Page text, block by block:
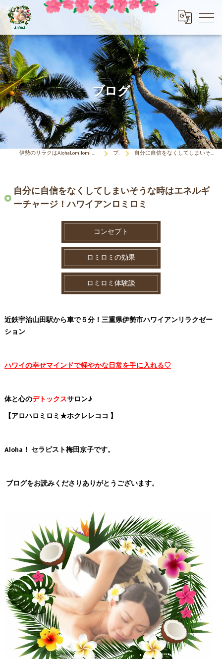
ブログ
伊勢のリラクはAlohaLomilomi HOKULELEcoco(アロハロミロミ ホクレレココ)☆彡 ブログ 自分に自信をなくしてしまいそうな時はエネルギーチャージ！ハワイアンロミロミ
自分に自信をなくしてしまいそうな時はエネルギ
ーチャージ！ハワイアンロミロミ
コンセプト
ロミロミの効果
ロミロミ体験談
近鉄宇治山田駅から車で５分！三重県伊勢市ハワイアンリラクゼー
ション
ハワイの幸せマインドで軽やかな日常を手に入れる♡
体と心のデトックスサロン♪
【アロハロミロミ★ホクレレココ 】
Aloha！ セラピスト梅田京子です。
ブログをお読みくださりありがとうございます。